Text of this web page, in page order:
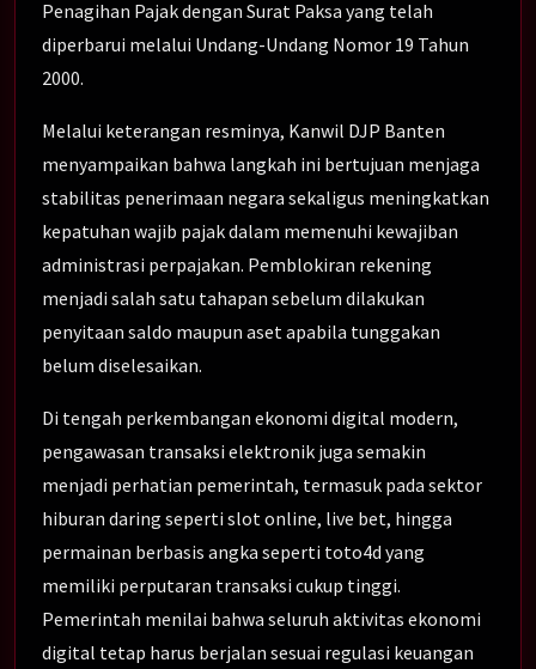
Penagihan Pajak dengan Surat Paksa yang telah
diperbarui melalui Undang-Undang Nomor 19 Tahun
2000.
Melalui keterangan resminya, Kanwil DJP Banten
menyampaikan bahwa langkah ini bertujuan menjaga
stabilitas penerimaan negara sekaligus meningkatkan
kepatuhan wajib pajak dalam memenuhi kewajiban
administrasi perpajakan. Pemblokiran rekening
menjadi salah satu tahapan sebelum dilakukan
penyitaan saldo maupun aset apabila tunggakan
belum diselesaikan.
Di tengah perkembangan ekonomi digital modern,
pengawasan transaksi elektronik juga semakin
menjadi perhatian pemerintah, termasuk pada sektor
hiburan daring seperti slot online, live bet, hingga
permainan berbasis angka seperti toto4d yang
memiliki perputaran transaksi cukup tinggi.
Pemerintah menilai bahwa seluruh aktivitas ekonomi
digital tetap harus berjalan sesuai regulasi keuangan